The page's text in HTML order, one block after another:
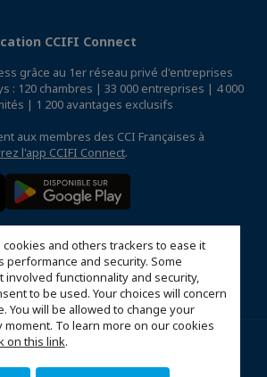
and others trackers to ease it
performance and security. Some
involved functionnality and security,
to be used. Your choices will concern
You will be allowed to change your
moment. To learn more on our cookies
on this link.
CCIFI Connect
grâce au 1er réseau privé d'entreprises
: 120 chambres | 33 000 entreprises | 4 000
| 1 200 avantages exclusifs
aux membres des CCI Françaises à
l'app CCIFI Connect.